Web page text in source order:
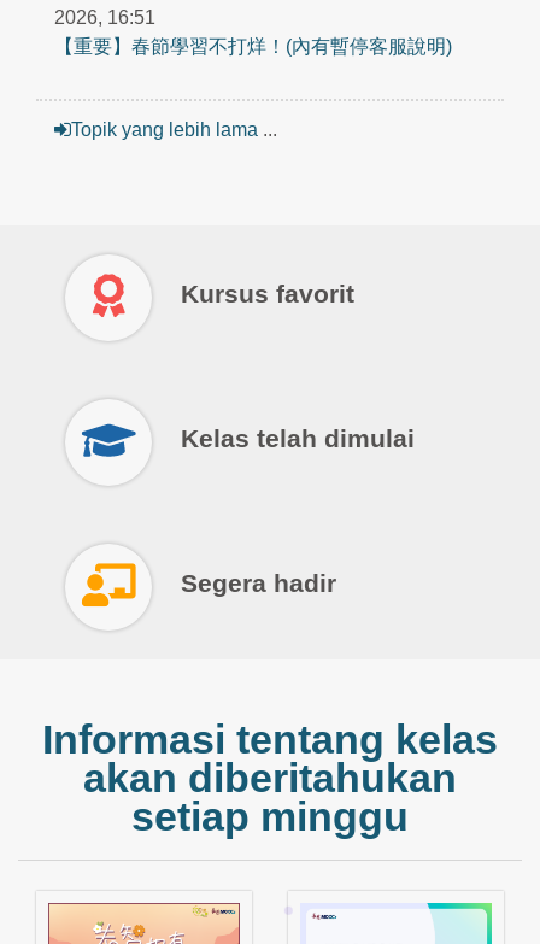
2026, 16:51
【重要】春節學習不打烊！(內有暫停客服說明)
Topik yang lebih lama ...
Kursus favorit
Kelas telah dimulai
Segera hadir
Informasi tentang kelas
akan diberitahukan
setiap minggu